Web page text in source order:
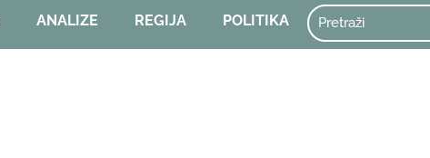
ANALIZE REGIJA POLITIKA